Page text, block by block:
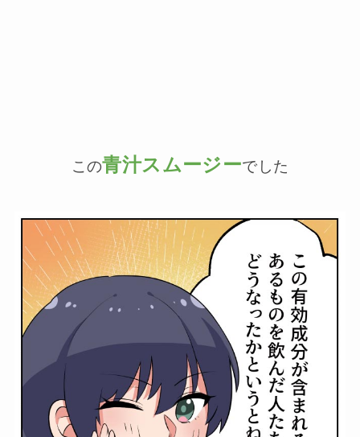
この青汁スムージーでした